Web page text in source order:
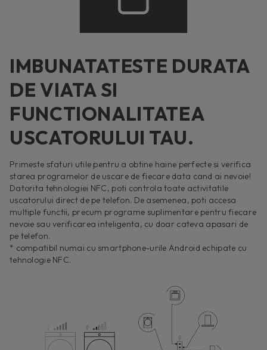
IMBUNATATESTE DURATA
DE VIATA SI
FUNCTIONALITATEA
USCATORULUI TAU.
Primeste sfaturi utile pentru a obtine haine perfecte si verifica
starea programelor de uscare de fiecare data cand ai nevoie!
Datorita tehnologiei NFC, poti controla toate activitatile
uscatorului direct de pe telefon. De asemenea, poti accesa
multiple functii, precum programe suplimentare pentru fiecare
nevoie sau verificarea inteligenta, cu doar cateva apasari de
pe telefon.
* compatibil numai cu smartphone-urile Android echipate cu
tehnologie NFC.